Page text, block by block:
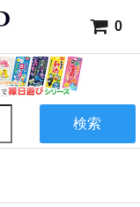
0
検索